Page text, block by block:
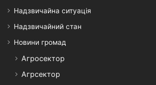
Надзвичайна ситуація
Надзвичайний стан
Новини громад
Агросектор
Агрсектор